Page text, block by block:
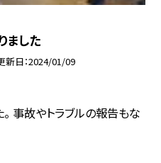
ました
新日 2024/01/09
事故やトラブルの報告もな